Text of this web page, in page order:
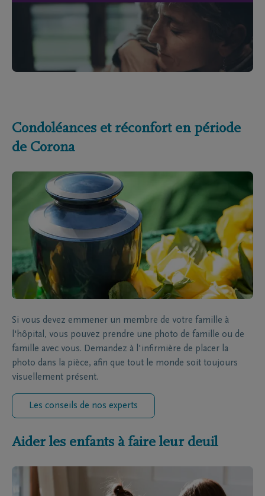
Condoléances et réconfort en période
de Corona
Si vous devez emmener un membre de votre famille à
l'hôpital, vous pouvez prendre une photo de famille ou de
famille avec vous. Demandez à l'infirmière de placer la
photo dans la pièce, afin que tout le monde soit toujours
visuellement présent.
Les conseils de nos experts
Aider les enfants à faire leur deuil